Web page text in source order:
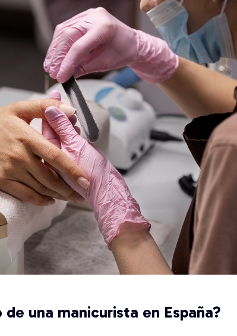
una manicurista en España?